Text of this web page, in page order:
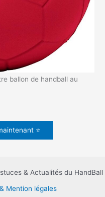
ballon de handball au
⭐
& Actualités du HandBall
Mention légales